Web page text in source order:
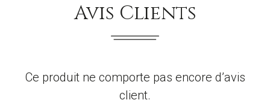
Avis Clients
Ce produit ne comporte pas encore d’avis
client.